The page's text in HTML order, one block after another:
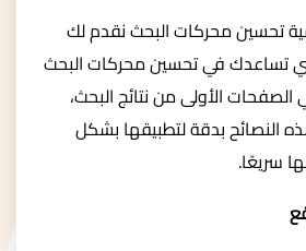
تحسين محركات البحث نقدم لك
تساعدك في تحسين محركات البحث
الأولى من نتائج البحث،
النصائح بدقة لتطبيقها بشكل
سريعًا.